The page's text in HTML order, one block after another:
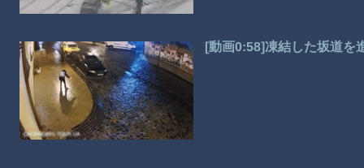
[動画0:58]凍結した坂道を